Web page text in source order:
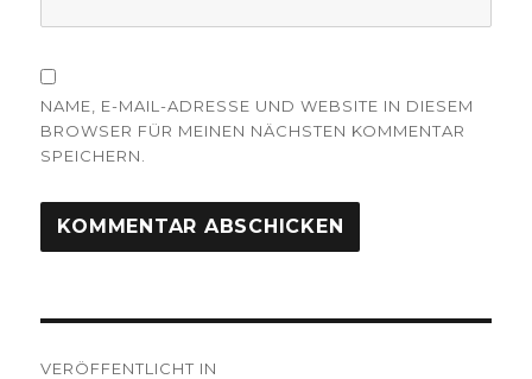
NAME, E-MAIL-ADRESSE UND WEBSITE IN DIESEM
BROWSER FÜR MEINEN NÄCHSTEN KOMMENTAR
SPEICHERN.
VERÖFFENTLICHT IN